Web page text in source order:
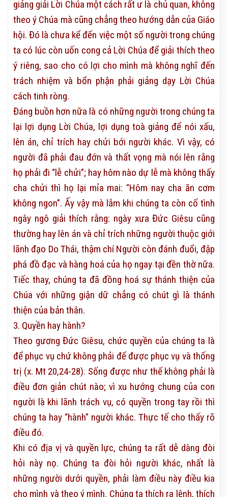
giảng giải Lời Chúa một cách rất ư là chủ quan, không
theo ý Chúa mà cũng chẳng theo hướng dẫn của Giáo
hội. Đó là chưa kể đến việc một số người trong chúng
ta có lúc còn uốn cong cả Lời Chúa để giải thích theo
ý riêng, sao cho có lợi cho mình mà không nghĩ đến
trách nhiệm và bổn phận phải giảng dạy Lời Chúa
cách tinh ròng.
Đáng buồn hơn nữa là có những người trong chúng ta
lại lợi dụng Lời Chúa, lợi dụng toà giảng để nói xấu,
lên án, chỉ trích hay chửi bới người khác. Vì vậy, có
người đã phải đau đớn và thất vọng mà nói lên rằng
họ phải đi “lễ chửi”; hay hôm nào dự lễ mà không thấy
cha chửi thì họ lại mỉa mai: “Hôm nay cha ăn cơm
không ngon”. Ấy vậy mà lắm khi chúng ta còn cố tình
ngây ngô giải thích rằng: ngày xưa Đức Giêsu cũng
thường hay lên án và chỉ trích những người thuộc giới
lãnh đạo Do Thái, thậm chí Người còn đánh đuổi, đập
phá đồ đạc và hàng hoá của họ ngay tại đền thờ nữa.
Tiếc thay, chúng ta đã đồng hoá sự thánh thiện của
Chúa với những giận dữ chẳng có chút gì là thánh
thiện của bản thân.
3. Quyền hay hành?
Theo gương Đức Giêsu, chức quyền của chúng ta là
để phục vụ chứ không phải để được phục vụ và thống
trị (x. Mt 20,24-28). Sống được như thế không phải là
điều đơn giản chút nào; vì xu hướng chung của con
người là khi lãnh trách vụ, có quyền trong tay rồi thì
chúng ta hay “hành” người khác. Thực tế cho thấy rõ
điều đó.
Khi có địa vị và quyền lực, chúng ta rất dễ dàng đòi
hỏi này nọ. Chúng ta đòi hỏi người khác, nhất là
những người dưới quyền, phải làm điều này điều kia
cho mình và theo ý mình. Chúng ta thích ra lệnh, thích